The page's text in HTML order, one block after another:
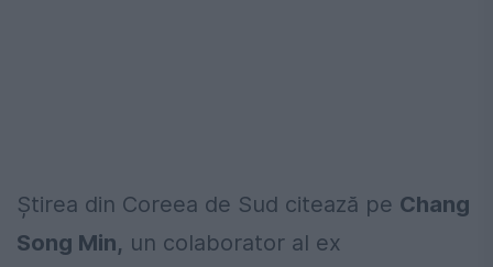
Ştirea din Coreea de Sud citează pe Chang
Song Min, un colaborator al ex